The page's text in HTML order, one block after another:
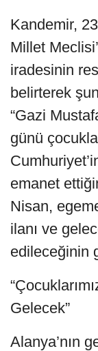
Kandemir,
Millet
iradesinin
belirterek
“Gazi
günü
emanet
Nisan,
ilanı ve
edileceğinin
Gelecek”
Alanya’nın